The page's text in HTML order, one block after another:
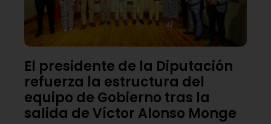
El presidente de la Diputación
refuerza la estructura del
equipo de Gobierno tras la
salida de Víctor Alonso Monge